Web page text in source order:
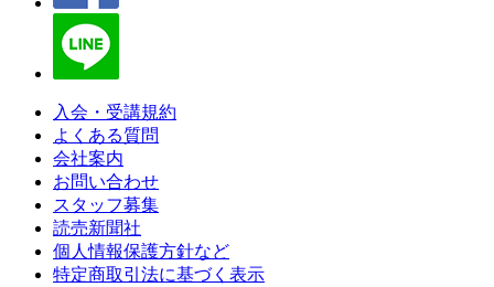
入会・受講規約
よくある質問
会社案内
お問い合わせ
スタッフ募集
読売新聞社
個人情報保護方針など
特定商取引法に基づく表示